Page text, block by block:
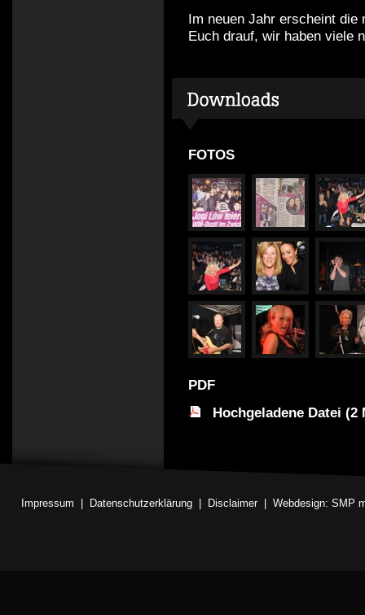
Im neuen Jahr erscheint die
Euch drauf, wir haben viele
FOTOS
PDF
Hochgeladene Datei (2
Impressum Datenschutzerklärung Disclaimer Webdesign: SMP